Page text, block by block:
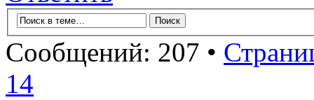
Сообщений: 207 •
14